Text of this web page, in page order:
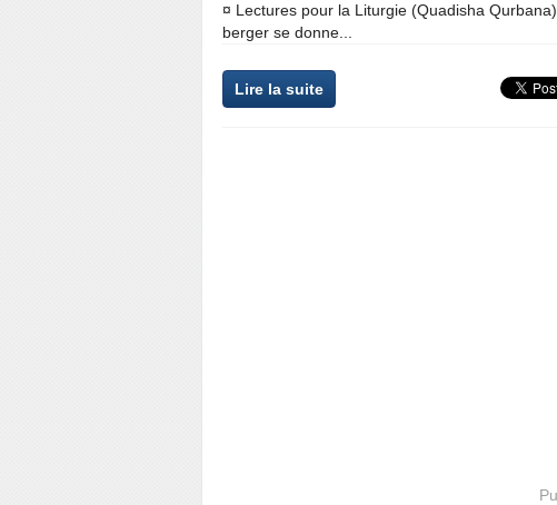
¤ Lectures pour la Liturgie (Quadisha
berger se donne...
Lire la suite